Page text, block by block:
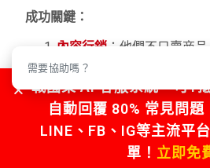
成功關鍵：
內容行銷 ：他們不只賣商
營養學知識、鮮食食譜和常
些內容精準地吸引了目標
大量自然流量。
社群信任 ：積極在
號上回答用戶的疑難雜症
戰國策 AI 客服系統，可1
自動回覆 80% 常見問題
LINE、FB、IG等主流平
單！ 立即免
需要協助嗎？